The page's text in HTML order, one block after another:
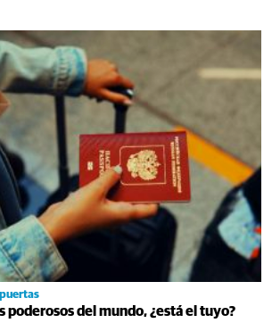
poderosos del mundo, ¿está el tuyo?